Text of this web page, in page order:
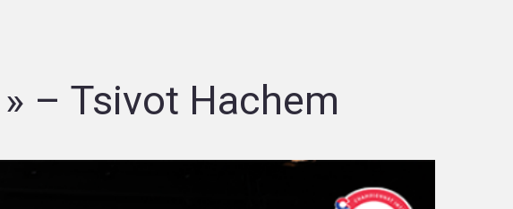
– Tsivot Hachem